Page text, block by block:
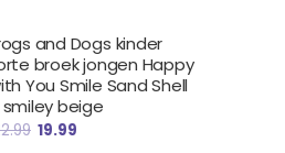
and Dogs kinder
broek jongen Happy
You Smile Sand Shell
beige
19.99